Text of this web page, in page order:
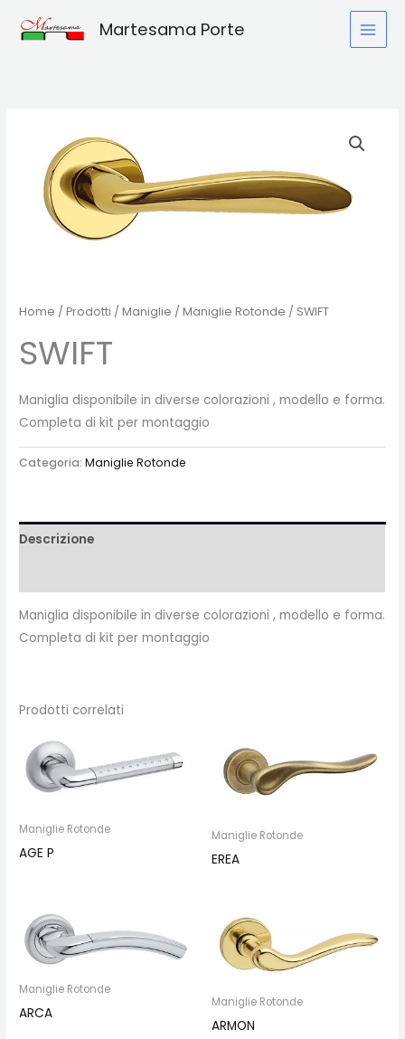
Martesama Porte
Home /Prodotti /Maniglie /Maniglie Rotonde / SWIFT
SWIFT
Maniglia disponibile in diverse colorazioni , modello e forma.
Completa di kit per montaggio
Categoria:Maniglie Rotonde
Descrizione
Maniglia disponibile in diverse colorazioni , modello e forma.
Completa di kit per montaggio
Prodotti correlati
Maniglie Rotonde
AGE P
Maniglie Rotonde
EREA
Maniglie Rotonde
ARCA
Maniglie Rotonde
ARMON